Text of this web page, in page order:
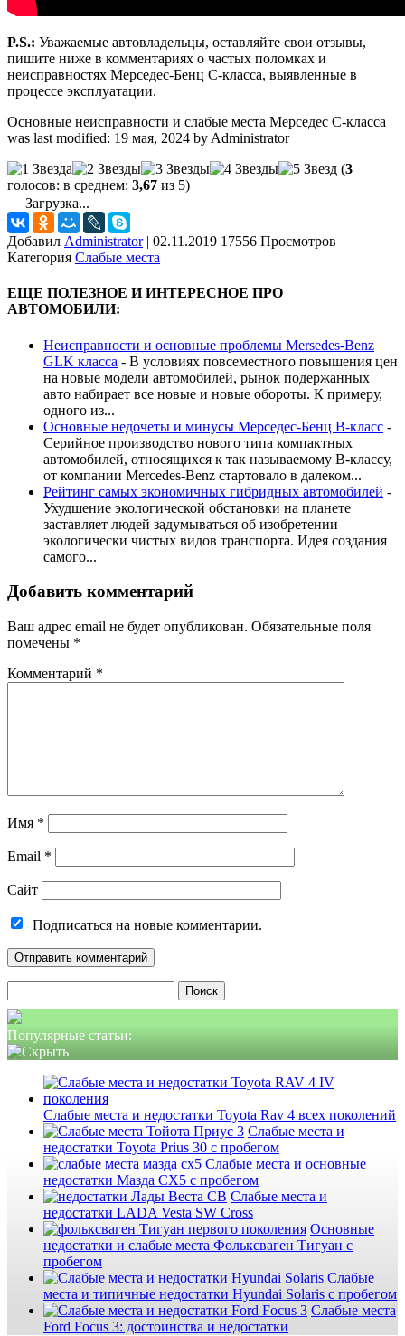
P.S.: Уважаемые автовладельцы, оставляйте свои отзывы,
пишите ниже в комментариях о частых поломках и
неисправностях Мерседес-Бенц С-класса, выявленные в
процессе эксплуатации.
Основные неисправности и слабые места Мерседес С-класса
was last modified: 19 мая, 2024 by Administrator
(3
голосов: в среднем: 3,67 из 5)
Загрузка...
Добавил Administrator | 02.11.2019 17556 Просмотров
Категория Слабые места
ЕЩЕ ПОЛЕЗНОЕ И ИНТЕРЕСНОЕ ПРО
АВТОМОБИЛИ:
Неисправности и основные проблемы Mersedes-Benz
GLK класса - В условиях повсеместного повышения цен
на новые модели автомобилей, рынок подержанных
авто набирает все новые и новые обороты. К примеру,
одного из...
Основные недочеты и минусы Мерседес-Бенц В-класс -
Серийное производство нового типа компактных
автомобилей, относящихся к так называемому B-классу,
от компании Mercedes-Benz стартовало в далеком...
Рейтинг самых экономичных гибридных автомобилей -
Ухудшение экологической обстановки на планете
заставляет людей задумываться об изобретении
экологически чистых видов транспорта. Идея создания
самого...
Добавить комментарий
Ваш адрес email не будет опубликован. Обязательные поля
помечены *
Комментарий *
Имя *
Email *
Сайт
Подписаться на новые комментарии.
Популярные статьи:
Слабые места и недостатки Toyota Rav 4 всех поколений
Слабые места и
недостатки Toyota Prius 30 с пробегом
Слабые места и основные
недостатки Мазда СХ5 с пробегом
Слабые места и
недостатки LADA Vesta SW Cross
Основные
недостатки и слабые места Фольксваген Тигуан с
пробегом
Слабые
места и типичные недостатки Hyundai Solaris с пробегом
Слабые места
Ford Focus 3: достоинства и недостатки